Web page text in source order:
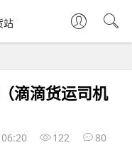
滴滴货运司机
122 80